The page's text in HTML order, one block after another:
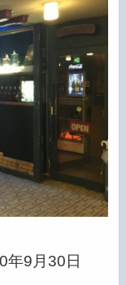
年9月30日